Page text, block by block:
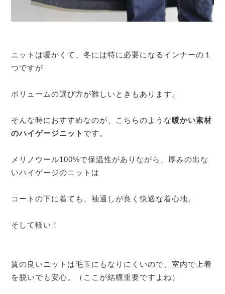
ニットは暖かくて、冬には特に必要になるインナーの１
つですが
ボリュームの選び方が難しいときもあります。
そんな時におすすめなのが、こちらのような暖かい素材
のハイゲージニット です。
メリノウール100%で保温性がありながら、厚みの出な
いハイゲージのニットは
コートの下に着ても、袖通しが良く快適な着心地。
そして軽い！
質の良いニットは毛玉にもなりにくいので、室内で上着
を脱いでも安心。（ここが結構重要ですよね）